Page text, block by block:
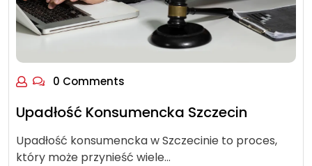
0 Comments
Upadłość Konsumencka Szczecin
Upadłość konsumencka w Szczecinie to proces,
który może przynieść wiele…